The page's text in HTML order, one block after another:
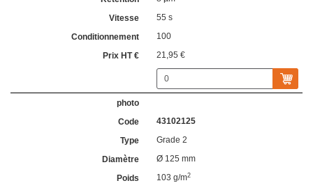
55 s
100
21,95 €
43102125
Grade 2
Ø 125 mm
103 g/m2